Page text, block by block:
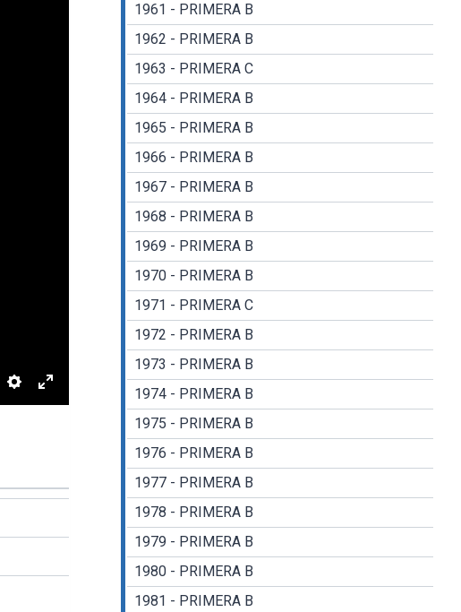
Settings
Enter
1961 - PRIMERA B
1962 - PRIMERA B
1963 - PRIMERA C
1964 - PRIMERA B
1965 - PRIMERA B
1966 - PRIMERA B
1967 - PRIMERA B
1968 - PRIMERA B
1969 - PRIMERA B
1970 - PRIMERA B
1971 - PRIMERA C
1972 - PRIMERA B
1973 - PRIMERA B
1974 - PRIMERA B
1975 - PRIMERA B
1976 - PRIMERA B
1977 - PRIMERA B
1978 - PRIMERA B
1979 - PRIMERA B
1980 - PRIMERA B
1981 - PRIMERA B